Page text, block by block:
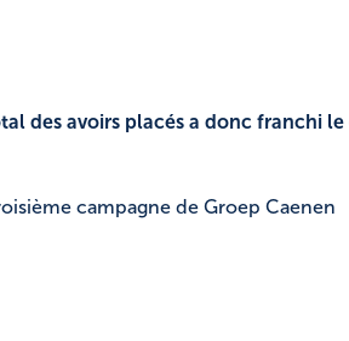
des avoirs placés a donc franchi le
campagne de Groep Caenen